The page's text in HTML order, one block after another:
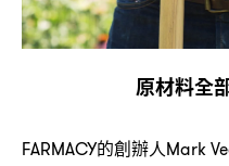
原材料全
FARMACY的創辦人Mark